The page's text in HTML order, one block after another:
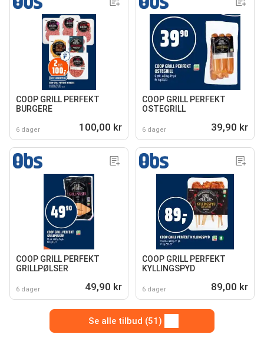
COOP GRILL PERFEKT
BURGERE
6 dager 100,00 kr
COOP GRILL PERFEKT
OSTEGRILL
6 dager 39,90 kr
COOP GRILL PERFEKT
GRILLPØLSER
6 dager 49,90 kr
COOP GRILL PERFEKT
KYLLINGSPYD
6 dager 89,00 kr
Se alle tilbud (51)